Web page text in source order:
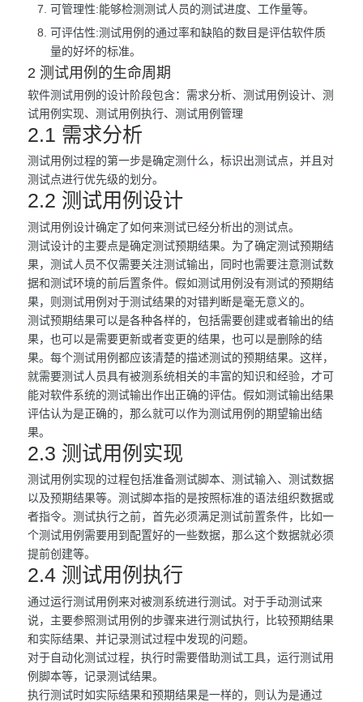
可管理性:能够检测测试人员的测试进度、工作量等。
可评估性:测试用例的通过率和缺陷的数目是评估软件质
量的好坏的标准。
2 测试用例的生命周期
软件测试用例的设计阶段包含：需求分析、测试用例设计、测
试用例实现、测试用例执行、测试用例管理
2.1 需求分析
测试用例过程的第一步是确定测什么，标识出测试点，并且对
测试点进行优先级的划分。
2.2 测试用例设计
测试用例设计确定了如何来测试已经分析出的测试点。
测试设计的主要点是确定测试预期结果。为了确定测试预期结
果，测试人员不仅需要关注测试输出，同时也需要注意测试数
据和测试环境的前后置条件。假如测试用例没有测试的预期结
果，则测试用例对于测试结果的对错判断是毫无意义的。
测试预期结果可以是各种各样的，包括需要创建或者输出的结
果，也可以是需要更新或者变更的结果，也可以是删除的结
果。每个测试用例都应该清楚的描述测试的预期结果。这样，
就需要测试人员具有被测系统相关的丰富的知识和经验，才可
能对软件系统的测试输出作出正确的评估。假如测试输出结果
评估认为是正确的，那么就可以作为测试用例的期望输出结
果。
2.3 测试用例实现
测试用例实现的过程包括准备测试脚本、测试输入、测试数据
以及预期结果等。测试脚本指的是按照标准的语法组织数据或
者指令。测试执行之前，首先必须满足测试前置条件，比如一
个测试用例需要用到配置好的一些数据，那么这个数据就必须
提前创建等。
2.4 测试用例执行
通过运行测试用例来对被测系统进行测试。对于手动测试来
说，主要参照测试用例的步骤来进行测试执行，比较预期结果
和实际结果、并记录测试过程中发现的问题。
对于自动化测试过程，执行时需要借助测试工具，运行测试用
例脚本等，记录测试结果。
执行测试时如实际结果和预期结果是一样的，则认为是通过